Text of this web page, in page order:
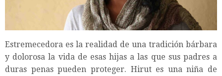
Estremecedora es la realidad de una tradición bárbara
y dolorosa la vida de esas hijas a las que sus padres a
duras penas pueden proteger. Hirut es una niña de